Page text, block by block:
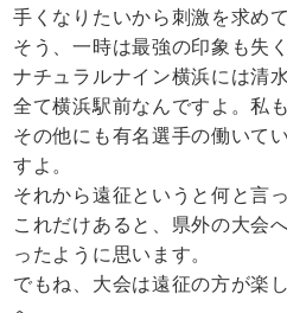
手くなりたいから刺激を求め
そう、一時は最強の印象も失
ナチュラルナイン横浜には清
全て横浜駅前なんですよ。私
その他にも有名選手の働いて
すよ。
それから遠征というと何と言
これだけあると、県外の大会
ったように思います。
でもね、大会は遠征の方が楽